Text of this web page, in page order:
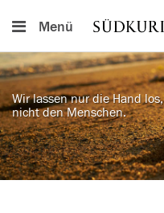
Menü
Wir lassen nur die Hand los,
nicht den Menschen.